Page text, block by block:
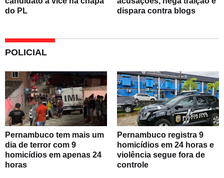
do PL
dispara contra blogs
POLICIAL
Pernambuco tem mais um
dia de terror com 9
homicídios em apenas 24
horas
Pernambuco registra 9
homicídios em 24 horas e
violência segue fora de
controle